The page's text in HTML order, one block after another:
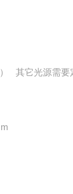
其它光源需要